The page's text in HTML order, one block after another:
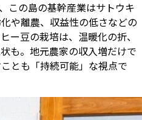
この島の基幹産業はサトウキ
や離農、収益性の低さなどの
ー豆の栽培は、温暖化の折、
も。地元農家の収入増だけで
とも「持続可能」な視点で